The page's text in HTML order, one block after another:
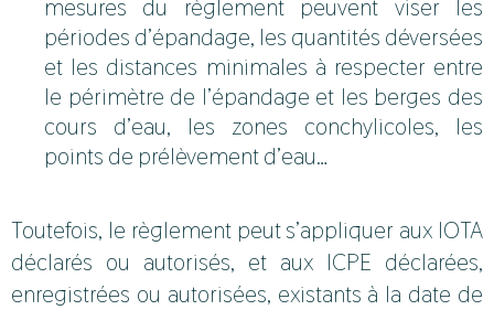
mesures du règlement peuvent viser les
périodes d’épandage, les quantités déversées
et les distances minimales à respecter entre
le périmètre de l’épandage et les berges des
cours d’eau, les zones conchylicoles, les
points de prélèvement d’eau…
Toutefois, le règlement peut s’appliquer aux IOTA
déclarés ou autorisés, et aux ICPE déclarées,
enregistrées ou autorisées, existants à la date de